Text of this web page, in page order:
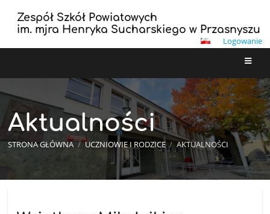
Zespół Szkół Powiatowych
im. mjra Henryka Sucharskiego w Przasnyszu
Logowanie
Aktualności
STRONA GŁÓWNA / UCZNIOWIE I RODZICE / AKTUALNOŚCI